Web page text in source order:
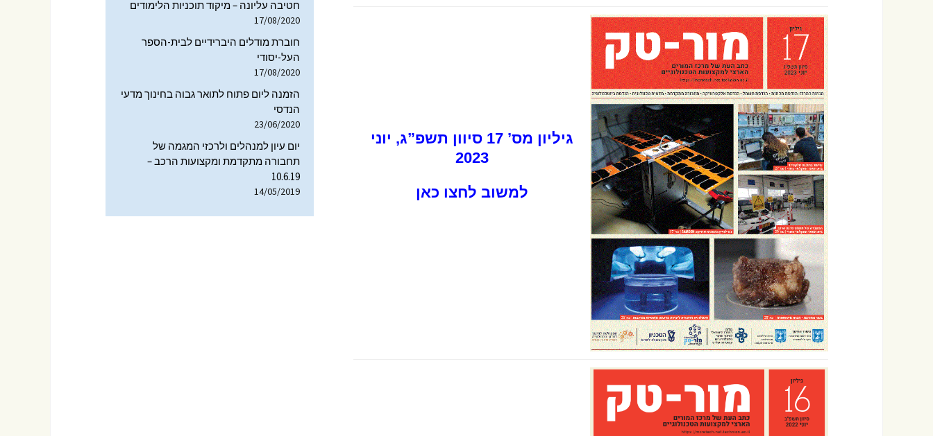
הודעות תחבורה מתקדמתתחבורה מתקדמת
ימי עיון חוצי מגמות
תחבורה מתקדמת
השתלמויות לכלל
המורים במגמות
טכנולוגיות מדעיות
הוראת המדעים
והטכנולוגיה
ההנדסי והטכנולוגי
גיליון מס’ 17 סיוון תשפ”ג, יוני
2023
למשוב לחצו כאן
חטיבה עליונה – מיקוד תוכניות הלימודים
17/08/2020
חוברת מודלים היברידיים לבית-הספר
העל-יסודי
17/08/2020
הזמנה ליום פתוח לתואר גבוה בחינוך מדעי
הנדסי
23/06/2020
יום עיון למנהלים ולרכזי המגמה של
תחבורה מתקדמת ומקצועות הרכב –
10.6.19
14/05/2019